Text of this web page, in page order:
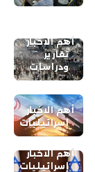
أهم الاخبار
تقارير
ودراسات
أهم الاخبار
إسرائيليات
أهم الاخبار
إسرائيليات